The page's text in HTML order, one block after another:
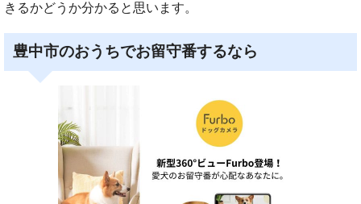
きるかどうか分かると思います。
豊中市のおうちでお留守番するなら